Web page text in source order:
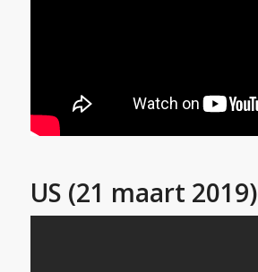
US (21 maart 2019)